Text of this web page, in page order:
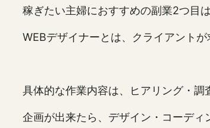
稼ぎたい主婦におすすめの副業2つ目
WEBデザイナーとは、クライアント
具体的な作業内容は、ヒアリング・調
企画が出来たら、デザイン・コーディ